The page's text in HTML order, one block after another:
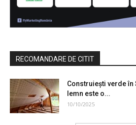
RECOMANDARE DE CITIT
Construiești verde în
lemn este o...
10/10/2025